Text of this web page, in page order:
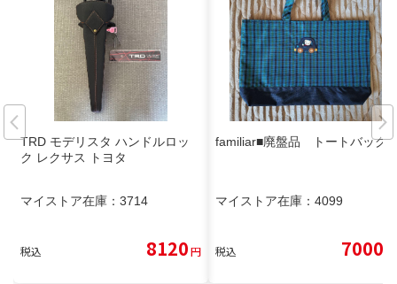
TRD モデリスタ ハンドルロッ
ク レクサス トヨタ
マイストア在庫： 3714
税込 8120円
familiar■廃盤品 トートバッグ
マイストア在庫： 4099
税込 7000